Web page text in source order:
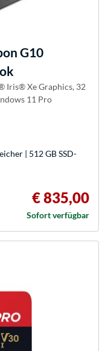
G10
Iris® Xe Graphics, 32
11 Pro
| 512 GB SSD-
€ 835,00
Sofort verfügbar